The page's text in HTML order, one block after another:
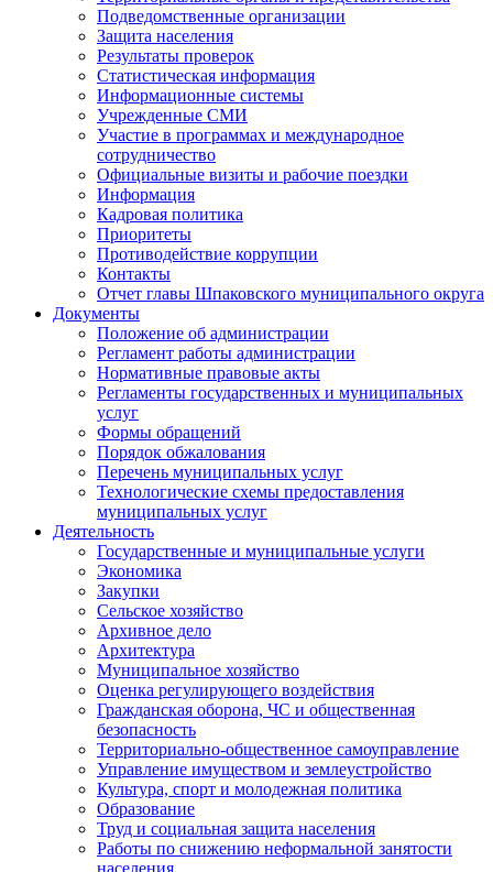
Подведомственные организации
Защита населения
Результаты проверок
Статистическая информация
Информационные системы
Учрежденные СМИ
Участие в программах и международное
сотрудничество
Официальные визиты и рабочие поездки
Информация
Кадровая политика
Приоритеты
Противодействие коррупции
Контакты
Отчет главы Шпаковского муниципального округа
Документы
Положение об администрации
Регламент работы администрации
Нормативные правовые акты
Регламенты государственных и муниципальных
услуг
Формы обращений
Порядок обжалования
Перечень муниципальных услуг
Технологические схемы предоставления
муниципальных услуг
Деятельность
Государственные и муниципальные услуги
Экономика
Закупки
Сельское хозяйство
Архивное дело
Архитектура
Муниципальное хозяйство
Оценка регулирующего воздействия
Гражданская оборона, ЧС и общественная
безопасность
Территориально-общественное самоуправление
Управление имуществом и землеустройство
Культура, спорт и молодежная политика
Образование
Труд и социальная защита населения
Работы по снижению неформальной занятости
населения